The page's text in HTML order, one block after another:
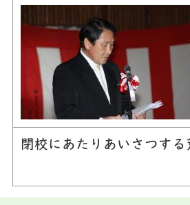
閉校にあたりあいさつする